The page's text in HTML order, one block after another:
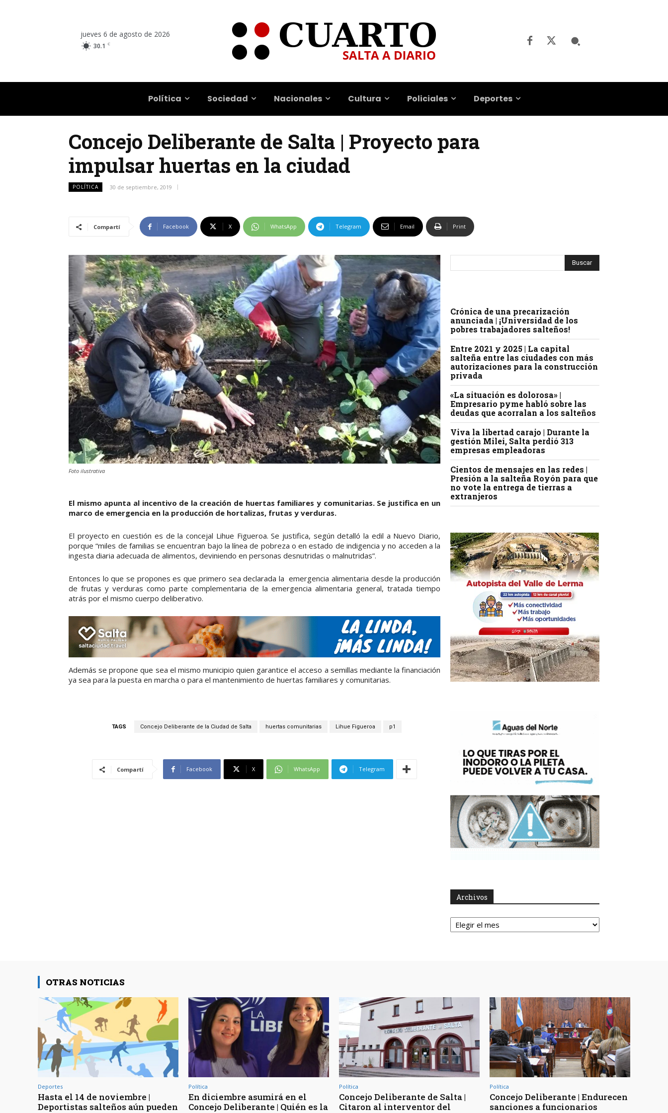
jueves 6 de agosto de 2026
30.1 C
Política Sociedad Nacionales Cultura Policiales Deportes
Concejo Deliberante de Salta | Proyecto para
impulsar huertas en la ciudad
POLÍTICA 30 de septiembre, 2019
Compartí Facebook X WhatsApp Telegram Email Print
Foto ilustrativa
El mismo apunta al incentivo de la creación de huertas familiares y comunitarias. Se justifica en un
marco de emergencia en la producción de hortalizas, frutas y verduras.
El proyecto en cuestión es de la concejal Lihue Figueroa. Se justifica, según detalló la edil a Nuevo Diario,
porque “miles de familias se encuentran bajo la línea de pobreza o en estado de indigencia y no acceden a la
ingesta diaria adecuada de alimentos, deviniendo en personas desnutridas o malnutridas”.
Entonces lo que se propones es que primero sea declarada la emergencia alimentaria desde la producción
de frutas y verduras como parte complementaria de la emergencia alimentaria general, tratada tiempo
atrás por el mismo cuerpo deliberativo.
Además se propone que sea el mismo municipio quien garantice el acceso a semillas mediante la financiación
ya sea para la puesta en marcha o para el mantenimiento de huertas familiares y comunitarias.
TAGS Concejo Deliberante de la Ciudad de Salta huertas comunitarias Lihue Figueroa p1
Compartí Facebook X WhatsApp Telegram
Crónica de una precarización
anunciada | ¡Universidad de los
pobres trabajadores salteños!
Entre 2021 y 2025 | La capital
salteña entre las ciudades con más
autorizaciones para la construcción
privada
«La situación es dolorosa» |
Empresario pyme habló sobre las
deudas que acorralan a los salteños
Viva la libertad carajo | Durante la
gestión Milei, Salta perdió 313
empresas empleadoras
Cientos de mensajes en las redes |
Presión a la salteña Royón para que
no vote la entrega de tierras a
extranjeros
Archivos
Archivos
OTRAS NOTICIAS
Deportes
Hasta el 14 de noviembre |
Deportistas salteños aún pueden
Política
En diciembre asumirá en el
Concejo Deliberante | Quién es la
Política
Concejo Deliberante de Salta |
Citaron al interventor del
Política
Concejo Deliberante | Endurecen
sanciones a funcionarios